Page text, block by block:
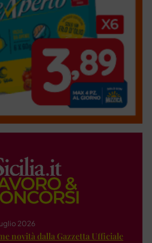
2026
novità dalla Gazzetta Ufficiale